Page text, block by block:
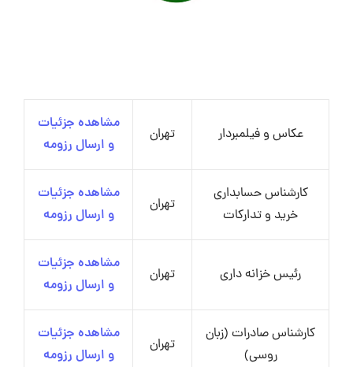
عکاس و فیلمبردار تهران
مشاهده جزئیات
و ارسال رزومه
کارشناس حسابداری
خرید و تدارکات
تهران
مشاهده جزئیات
و ارسال رزومه
رئیس خزانه داری تهران
مشاهده جزئیات
و ارسال رزومه
کارشناس صادرات (زبان
روسی)
تهران
مشاهده جزئیات
و ارسال رزومه